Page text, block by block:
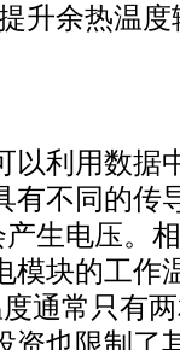
升余热温
利用数据
有不同的传
生电压。
模块的工
通常只有
资也限制了